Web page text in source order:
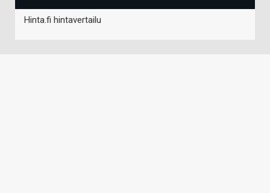
Hinta.fi hintavertailu